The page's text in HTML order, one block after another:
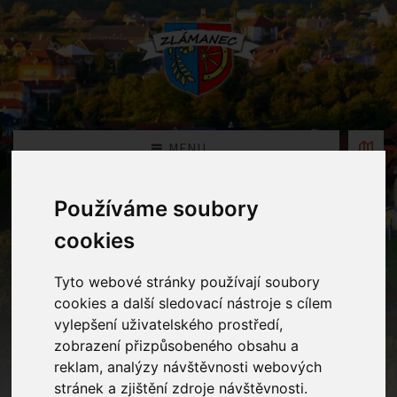
Používáme soubory
cookies
Tyto webové stránky používají soubory
cookies a další sledovací nástroje s cílem
vylepšení uživatelského prostředí,
zobrazení přizpůsobeného obsahu a
reklam, analýzy návštěvnosti webových
stránek a zjištění zdroje návštěvnosti.
MENU
Oznámení MŠ
Planetárium Morava
23.02.2026 v kategoriiMateřská školka